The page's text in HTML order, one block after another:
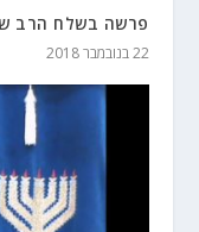
פרשה בשלח הרב
22 בנובמבר 2018